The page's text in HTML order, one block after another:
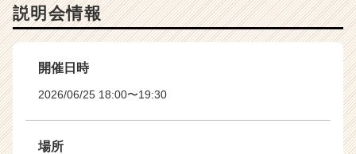
説明会情報
開催日時
2026/06/25 18:00〜19:30
場所